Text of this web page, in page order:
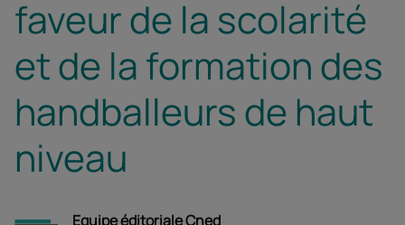
faveur de la scolarité
et de la formation des
handballeurs de haut
niveau
Equipe éditoriale Cned